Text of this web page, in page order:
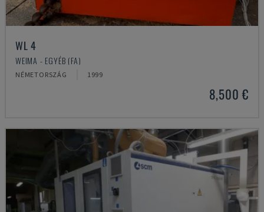
WL 4
WEIMA - EGYÉB (FA)
NÉMETORSZÁG 1999
8,500 €